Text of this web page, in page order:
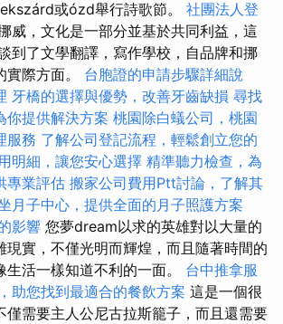
或ózd舉行詩歌節。 社團法人登
威，文化是一部分並基於共同利益，這
到了文學翻譯，寫作學校，自品牌和挪
實際方面。 台胞證的申請步驟詳細說
牙橋的選擇與優勢，改善牙齒缺損 尋找
你提供解決方案 桃園除白蟻公司，桃園
服務 了解公司登記流程，輕鬆創立您的
明細，讓您安心選擇 精準聽力檢查，為
專業評估 搬家公司費用Ptt討論，了解其
月子中心，提供全面的月子照護方案
影響 您夢dream以求的英雄對以大量的
現實，不僅光明而輝煌，而且隨著時間的
活一樣知道不利的一面。 台中推拿服
助您找到最適合的餐飲方案 這是一個很
僅需要主人公尼古拉斯籠子，而且還需要